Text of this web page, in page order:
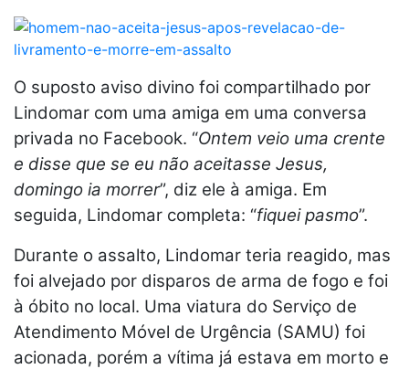
O suposto aviso divino foi compartilhado por
Lindomar com uma amiga em uma conversa
privada no Facebook. “Ontem veio uma crente
e disse que se eu não aceitasse Jesus,
domingo ia morrer”, diz ele à amiga. Em
seguida, Lindomar completa: “fiquei pasmo”.
Durante o assalto, Lindomar teria reagido, mas
foi alvejado por disparos de arma de fogo e foi
à óbito no local. Uma viatura do Serviço de
Atendimento Móvel de Urgência (SAMU) foi
acionada, porém a vítima já estava em morto e